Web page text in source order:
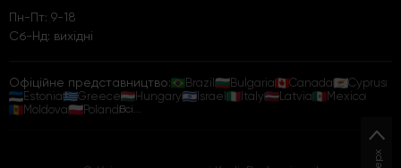
Пн-Пт: 9-18
Сб-Нд: вихідні
Офіційне представництво: Brazil Bulgaria Canada
Cyprus
Estonia
Greece Hungary Israel Italy Latvia
Mexico
Moldova
Poland Всі...